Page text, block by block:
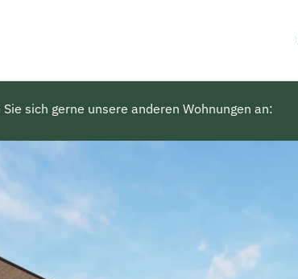
sich gerne unsere anderen Wohnungen an: